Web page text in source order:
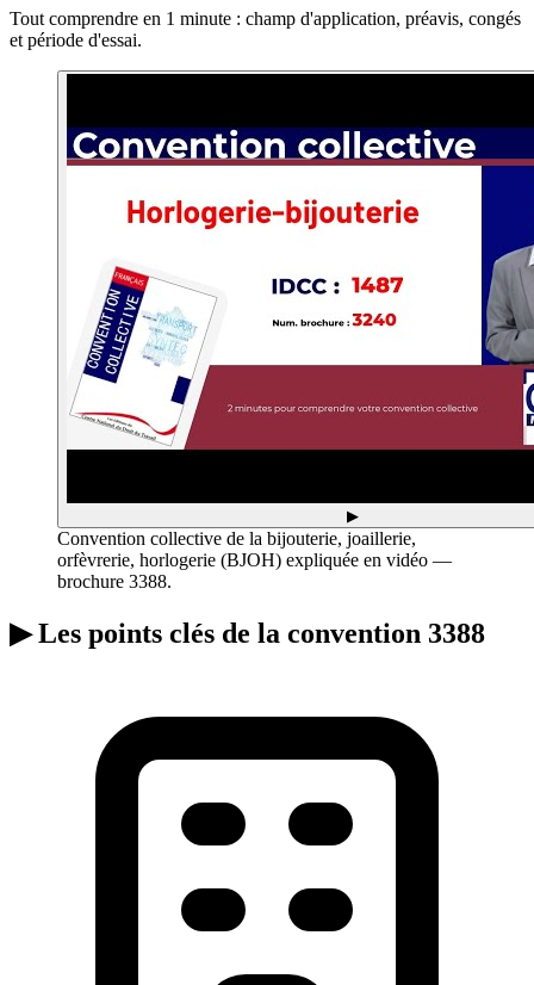
Tout comprendre en 1 minute : champ d'application, préavis, congés
et période d'essai.
▶
Convention collective de la bijouterie, joaillerie,
orfèvrerie, horlogerie (BJOH) expliquée en vidéo —
brochure 3388.
▶Les points clés de la convention 3388